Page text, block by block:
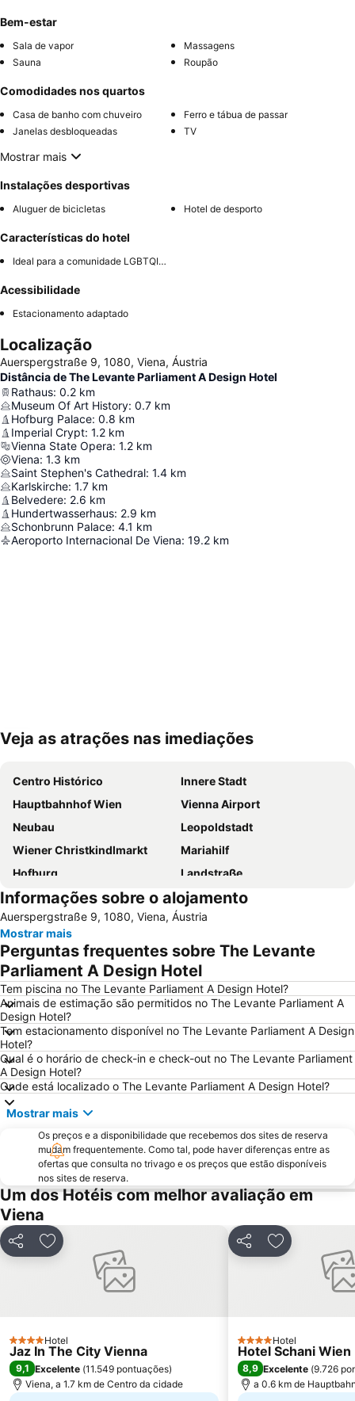
Bem-estar
Sala de vapor
Massagens
Sauna
Roupão
Comodidades nos quartos
Casa de banho com chuveiro
Ferro e tábua de passar
Janelas desbloqueadas
TV
Mostrar mais
Instalações desportivas
Aluguer de bicicletas Hotel de desporto
Características do hotel
Ideal para a comunidade LGBTQIA+
Acessibilidade
Estacionamento adaptado
Localização
Auerspergstraße 9, 1080, Viena, Áustria
Distância de The Levante Parliament A Design Hotel
Rathaus: 0.2 km
Museum Of Art History: 0.7 km
Hofburg Palace: 0.8 km
Imperial Crypt: 1.2 km
Vienna State Opera: 1.2 km
Viena: 1.3 km
Saint Stephen's Cathedral: 1.4 km
Karlskirche: 1.7 km
Belvedere: 2.6 km
Hundertwasserhaus: 2.9 km
Schonbrunn Palace: 4.1 km
Aeroporto Internacional De Viena: 19.2 km
Ampliar mapa
Veja as atrações nas imediações
Centro Histórico
Innere Stadt
Hauptbahnhof Wien
Vienna Airport
Neubau
Leopoldstadt
Wiener Christkindlmarkt
Mariahilf
Hofburg
Landstraße
Staatsoper
Liesing
Wien Mitte - The Mall
Prefeitura de Viena
Rathauspark
Stephansdom
Singerstraße
City Airport Train
Wieden
Universidade de Viena
Mariahilferstrasse
Belvedere Palace
Simmering
Albertina
Vienna City Marathon
Casino Admiral
Leopoldstraße
Hafen Freudenau
Bahnhof Wien Praterstern
Musikverein
Jardim zoológico de Schönbrunn
Biblioteca Nacional da Áustria
Silvesterpfad
Wiener Stadthalle
BahnhofCity Wien West
Südtirolerplatz
Bahnhof Wien-Meidling
Reed Messe Wien
UNO-City Vienna International Centre
MQ Museumsquartier
Wiener U-Bahn
Informações sobre o alojamento
Auerspergstraße 9, 1080, Viena, Áustria
Mostrar mais
Perguntas frequentes sobre The Levante
Parliament A Design Hotel
Tem piscina no The Levante Parliament A Design Hotel?
Animais de estimação são permitidos no The Levante Parliament A
Design Hotel?
Tem estacionamento disponível no The Levante Parliament A Design
Hotel?
Qual é o horário de check-in e check-out no The Levante Parliament
A Design Hotel?
Onde está localizado o The Levante Parliament A Design Hotel?
Mostrar mais
Os preços e a disponibilidade que recebemos dos sites de reserva
mudam frequentemente. Como tal, pode haver diferenças entre as
ofertas que consulta no trivago e os preços que estão disponíveis
nos sites de reserva.
Um dos Hotéis com melhor avaliação em
Viena
PartilharAdicionar aos favoritos
4 Estrelas
Hotel
Jaz In The City Vienna
9,1 Excelente (11.549 pontuações)
Viena, a 1.7 km de Centro da cidade
PartilharAdicionar
4 Estrelas
Hotel
Hotel Schani
8,9 Excelente (9.726
a 0.6 km de